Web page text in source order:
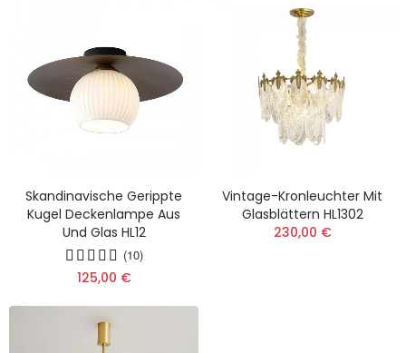
Skandinavische Gerippte
Kugel Deckenlampe Aus
Und Glas HL12
(10)
125,00 €
Vintage-Kronleuchter Mit
Glasblättern HL1302
230,00 €